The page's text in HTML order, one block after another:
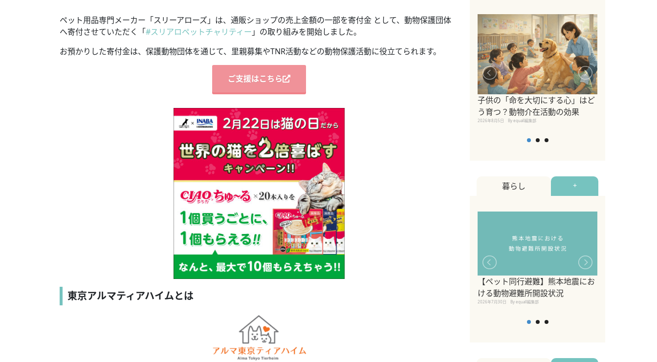
ペット用品専門メーカー「スリーアローズ」は、通販ショップの売上金額の一部を寄付金 として、動物保護団体
へ寄付させていただく「#スリアロペットチャリティー 」の取り組みを開始しました。
お預かりした寄付金は、保護動物団体を通じて、里親募集やTNR活動などの動物保護活動に役立てられます。
ご支援はこちら
東京アルマティアハイムとは
子供の「命を大切にする心」はど
う育つ？動物介在活動の効果
2026年8月5日 By equall編集部
暮らし +
【ペット同行避難】熊本地震にお
ける動物避難所開設状況
2026年7月30日 By equall編集部